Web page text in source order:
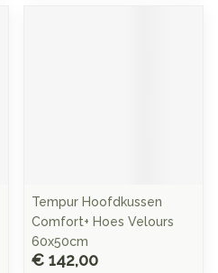
Tempur Hoofdkussen
Comfort+ Hoes Velours
60x50cm
€ 142,00